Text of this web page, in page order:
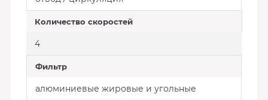
Количество скоростей
4
Фильтр
алюминиевые жировые и угольные